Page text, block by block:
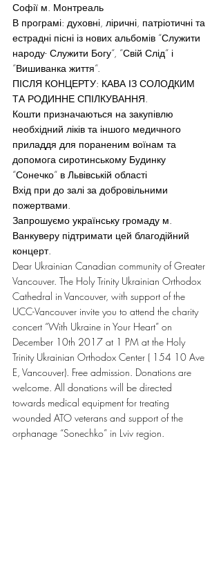
Софії м. Монтреаль
В програмі: духовні, ліричні, патріотичні та
естрадні пісні із нових альбомів “Служити
народу- Служити Богу“, “Свій Слід“ і
“Вишиванка життя“.
ПІСЛЯ КОНЦЕРТУ: КАВА ІЗ СОЛОДКИМ
ТА РОДИННЕ СПІЛКУВАННЯ.
Кошти призначаються на закупівлю
необхідний ліків та іншого медичного
приладдя для пораненим воїнам та
допомога сиротинському Будинку
“Сонечко“ в Львівській області
Вхід при до залі за добровільними
пожертвами.
Запрошуємо українську громаду м.
Ванкуверу підтримати цей благодійний
концерт.
Dear Ukrainian Canadian community of Greater
Vancouver. The Holy Trinity Ukrainian Orthodox
Cathedral in Vancouver, with support of the
UCC-Vancouver invite you to attend the charity
concert “With Ukraine in Your Heart” on
December 10th 2017 at 1 PM at the Holy
Trinity Ukrainian Orthodox Center ( 154 10 Ave
E, Vancouver). Free admission. Donations are
welcome. All donations will be directed
towards medical equipment for treating
wounded ATO veterans and support of the
orphanage “Sonechko” in Lviv region.